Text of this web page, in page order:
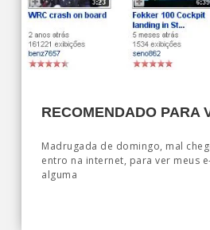
RECOMENDADO PARA
Madrugada de domingo, mal
entro na internet, para ver meus
alguma